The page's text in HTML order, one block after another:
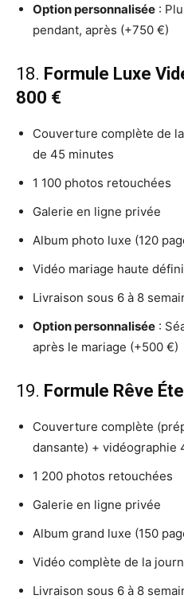
Option personnalisée :
pendant, après (+750 €)
18. Formule Luxe
800 €
Couverture complète de
de 45 minutes
1 100 photos retouchées
Galerie en ligne privée
Album photo luxe (120
Vidéo mariage haute
Livraison sous 6 à 8
Option personnalisée :
après le mariage (+500 €)
19. Formule Rêve
Couverture complète
dansante) + vidéographie
1 200 photos retouchées
Galerie en ligne privée
Album grand luxe (150
Vidéo complète de la
Livraison sous 6 à 8